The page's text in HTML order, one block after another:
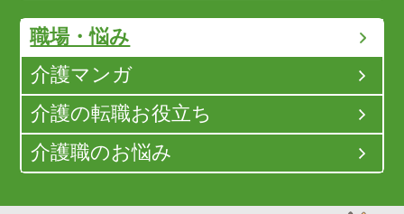
職場・悩み
介護マンガ
介護の転職お役立ち
介護職のお悩み